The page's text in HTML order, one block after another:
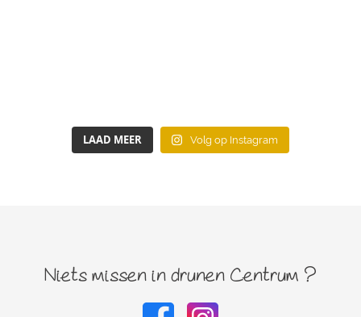
LAAD MEER Volg op Instagram
Niets missen in drunen Centrum ?